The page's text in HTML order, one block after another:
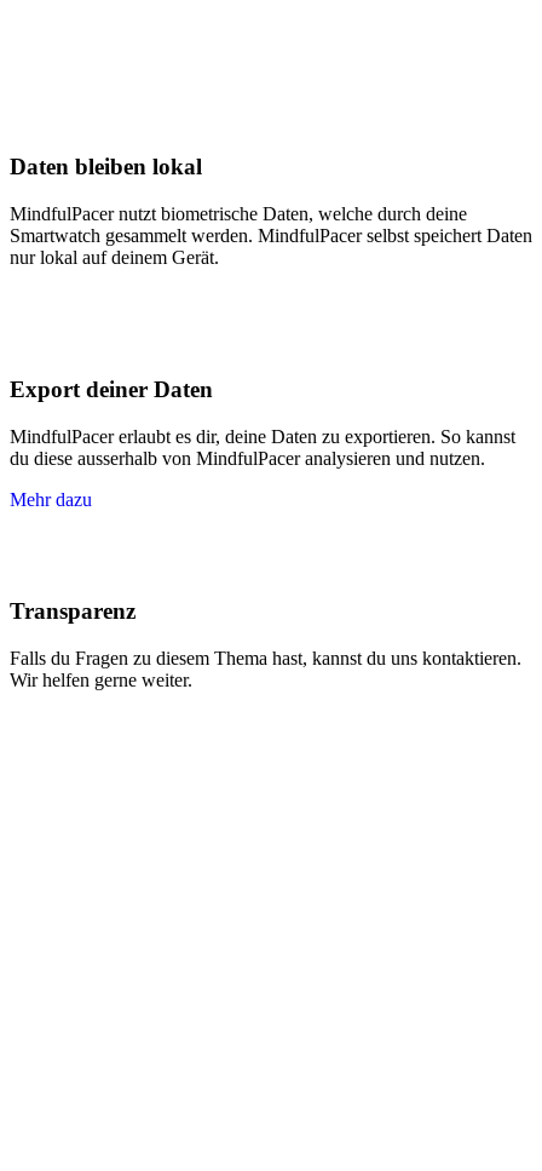
Daten bleiben lokal
MindfulPacer nutzt biometrische Daten, welche durch deine
Smartwatch gesammelt werden. MindfulPacer selbst speichert Daten
nur lokal auf deinem Gerät.
Export deiner Daten
MindfulPacer erlaubt es dir, deine Daten zu exportieren. So kannst
du diese ausserhalb von MindfulPacer analysieren und nutzen.
Mehr dazu
Transparenz
Falls du Fragen zu diesem Thema hast, kannst du uns kontaktieren.
Wir helfen gerne weiter.